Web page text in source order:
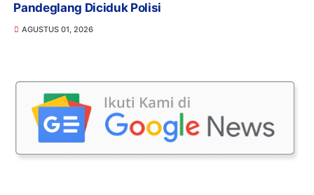
Pandeglang Diciduk Polisi
AGUSTUS 01, 2026